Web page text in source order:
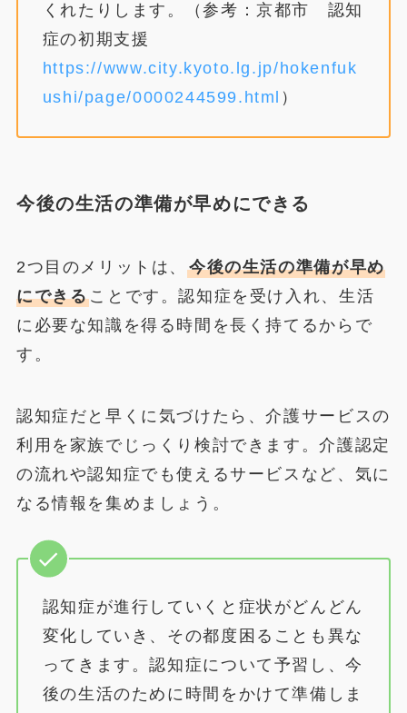
くれたりします。（参考：京都市 認知
症の初期支援
https://www.city.kyoto.lg.jp/hokenfuk
ushi/page/0000244599.html ）
今後の生活の準備が早めにできる
2つ目のメリットは、今後の生活の準備が早め
にできることです。認知症を受け入れ、生活
に必要な知識を得る時間を長く持てるからで
す。
認知症だと早くに気づけたら、介護サービスの
利用を家族でじっくり検討できます。介護認定
の流れや認知症でも使えるサービスなど、気に
なる情報を集めましょう。
認知症が進行していくと症状がどんどん
変化していき、その都度困ることも異な
ってきます。認知症について予習し、今
後の生活のために時間をかけて準備しま